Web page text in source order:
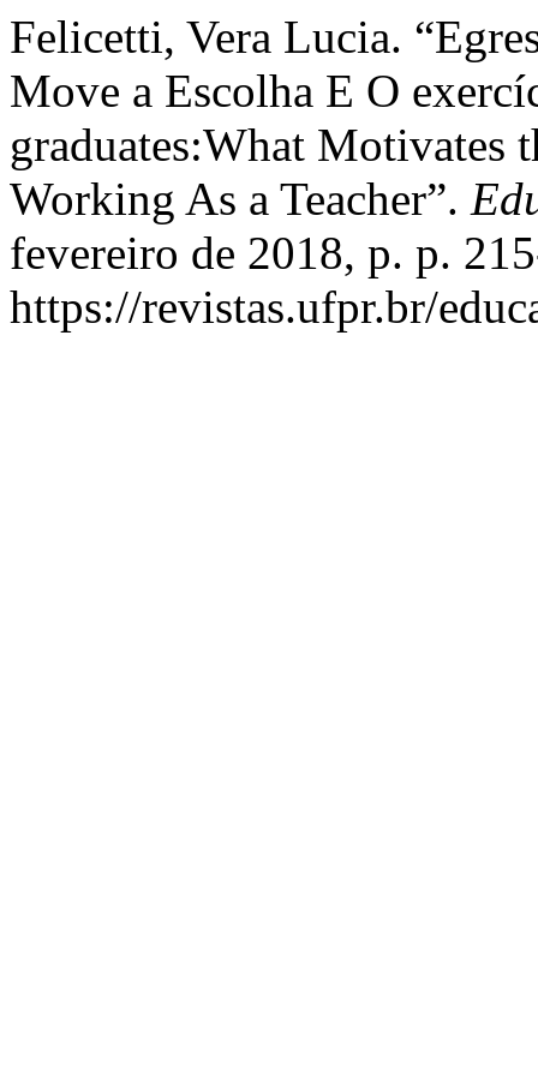
Felicetti, Vera Lucia.
Move a Escolha E O
graduates:What Motivates
Working As a Teacher”.
fevereiro de 2018, p. p.
https://revistas.ufpr.br/